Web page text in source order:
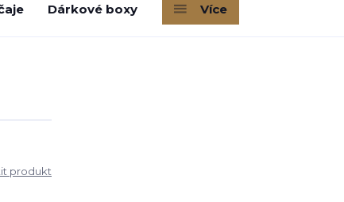
Dárkové boxy Více
produkt